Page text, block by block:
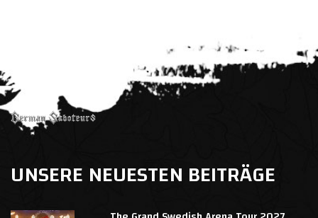
UNSERE NEUESTEN BEITRÄGE